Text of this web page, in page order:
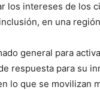
los intereses de los
en una
general para
respuesta para su
lo que se movilizan